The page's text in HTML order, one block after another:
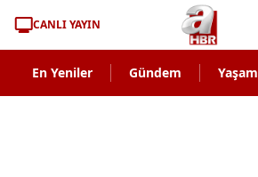
CANLI YAYIN
En Yeniler Gündem Yaşam